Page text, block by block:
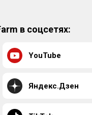
в соцсетях:
YouTube
Яндекс.Дзен